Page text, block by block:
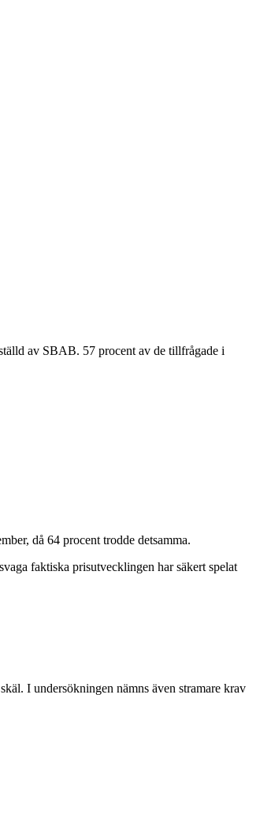
av SBAB. 57 procent av de tillfrågade i
då 64 procent trodde detsamma.
faktiska prisutvecklingen har säkert spelat
I undersökningen nämns även stramare krav